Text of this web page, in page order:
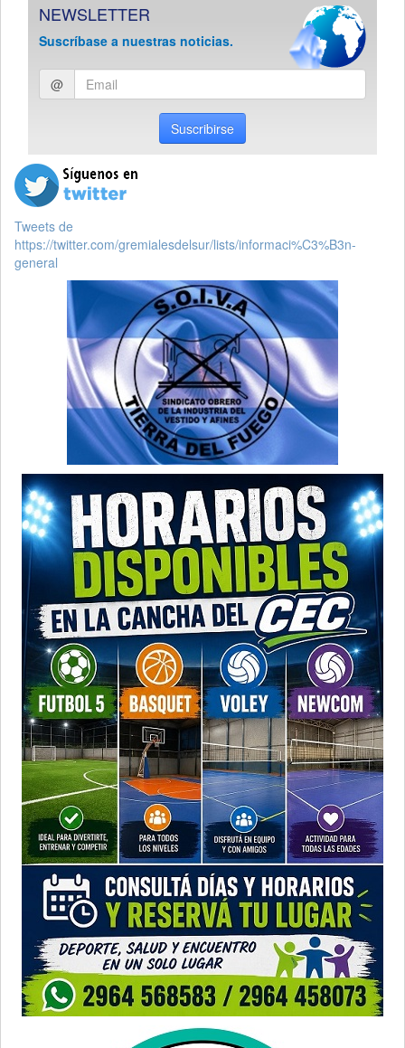
NEWSLETTER
Suscríbase a nuestras noticias.
Ingresar
email
@
Suscribirse
Tweets de
https://twitter.com/gremialesdelsur/lists/informaci%C3%B3n-
general